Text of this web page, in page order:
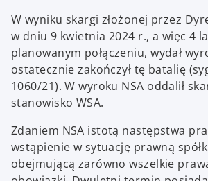
W wyniku skargi złożonej przez
w dniu 9 kwietnia 2024 r., a więc 4
planowanym połączeniu, wydał
ostatecznie zakończył tę batalię
1060/21). W wyroku NSA oddalił
stanowisko WSA.
Zdaniem NSA istotą następstwa
wstąpienie w sytuację prawną
obejmującą zarówno wszelkie